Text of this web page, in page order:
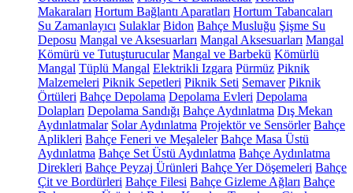
Makaraları Hortum Bağlantı Aparatları Hortum Tabancaları
Su Zamanlayıcı Sulaklar Bidon Bahçe Musluğu Şişme Su
Deposu Mangal ve Aksesuarları Mangal Aksesuarları Mangal
Kömürü ve Tutuşturucular Mangal ve Barbekü Kömürlü
Mangal Tüplü Mangal Elektrikli Izgara Pürmüz Piknik
Malzemeleri Piknik Sepetleri Piknik Seti Semaver Piknik
Örtüleri Bahçe Depolama Depolama Evleri Depolama
Dolapları Depolama Sandığı Bahçe Aydınlatma Dış Mekan
Aydınlatmalar Solar Aydınlatma Projektör ve Sensörler Bahçe
Aplikleri Bahçe Feneri ve Meşaleler Bahçe Masa Üstü
Aydınlatma Bahçe Set Üstü Aydınlatma Bahçe Aydınlatma
Direkleri Bahçe Peyzaj Ürünleri Bahçe Yer Döşemeleri Bahçe
Çit ve Bordürleri Bahçe Filesi Bahçe Gizleme Ağları Bahçe